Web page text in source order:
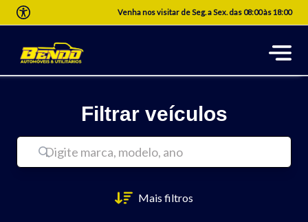
Venha nos visitar de Seg. a Sex. das 08:00 às 18:00
Filtrar veículos
Mais filtros